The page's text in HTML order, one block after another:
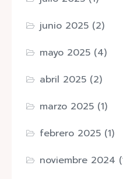
junio 2025 (2)
mayo 2025 (4)
abril 2025 (2)
marzo 2025 (1)
febrero 2025 (1)
noviembre 2024